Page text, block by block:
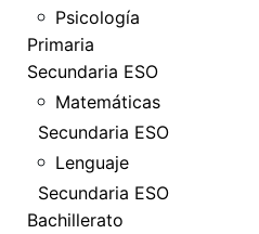
Psicología
Primaria
Secundaria ESO
Matemáticas
Secundaria ESO
Lenguaje
Secundaria ESO
Bachillerato